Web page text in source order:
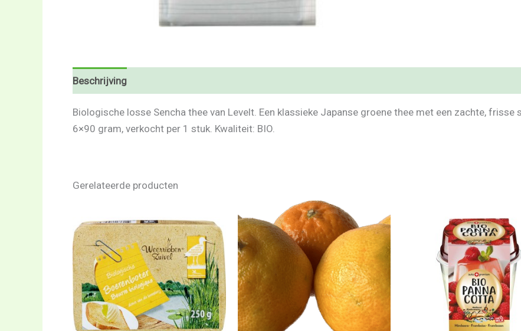
Beschrijving
Biologische losse Sencha thee van Levelt. Een klassieke Japanse groene thee met een zachte,
6×90 gram, verkocht per 1 stuk. Kwaliteit: BIO.
Gerelateerde producten